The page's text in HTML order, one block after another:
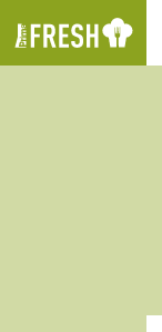
RYCHLOVKY